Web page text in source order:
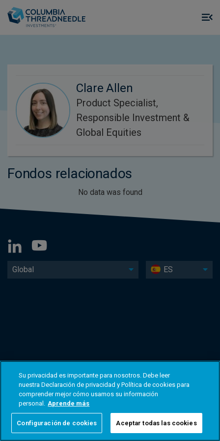
Clare Allen
Product Specialist,
Responsible Investment &
Global Equities
Fondos relacionados
No data was found
Global ES
Su privacidad es importante para nosotros. Debe leer
nuestra Declaración de privacidad y Política de cookies para
comprender mejor cómo usamos su información
personal. Aprende más
Configuración de cookies Aceptar todas las cookies